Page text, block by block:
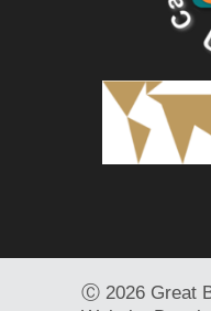
Ⓒ 2026 Great